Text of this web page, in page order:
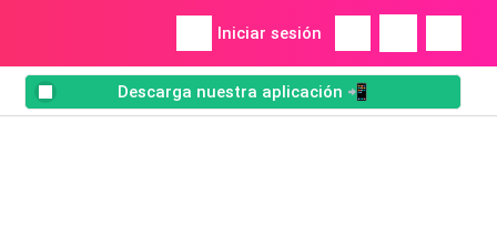
Iniciar sesión
Descarga nuestra aplicación 📲